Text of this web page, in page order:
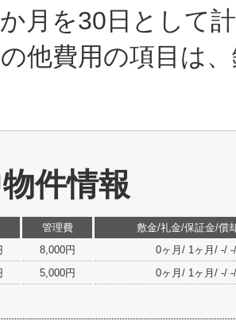
月を30日として
他費用の項目は
件情報
管理費
敷金/礼金/保証金/償
8,000円
0ヶ月/ 1ヶ月/ -/
5,000円 0ヶ月/ 1ヶ月/ -/